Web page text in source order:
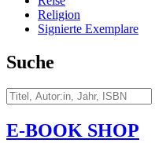
Religion
Signierte Exemplare
Suche
E-BOOK SHOP